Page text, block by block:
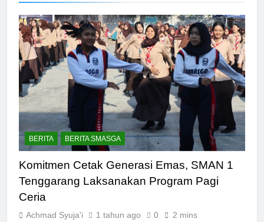
BERITA BERITA SMASGA
Komitmen Cetak Generasi Emas, SMAN 1
Tenggarang Laksanakan Program Pagi
Ceria
Achmad Syuja'i 1 tahun ago 0 2 mins